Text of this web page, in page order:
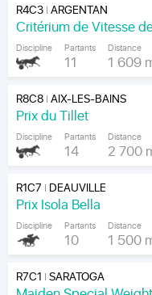
R4C3|ARGENTAN
Critérium de Vitesse
Discipline Partants
11
Distance
1 609
R8C8|AIX-LES-BAINS
Prix du Tillet
Discipline Partants
14
Distance
2 700
R1C7 | DEAUVILLE
Prix Isola Bella
Discipline Partants
10
Distance
1 500
R7C1 |SARATOGA